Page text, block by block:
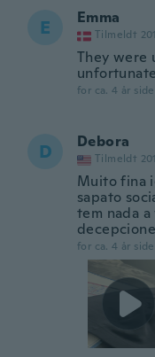
E Emma
Tilmeldt
They were
for ca. 4 år
D Debora
Tilmeldt
Muito fina
sapato
tem nada
for ca. 4 år